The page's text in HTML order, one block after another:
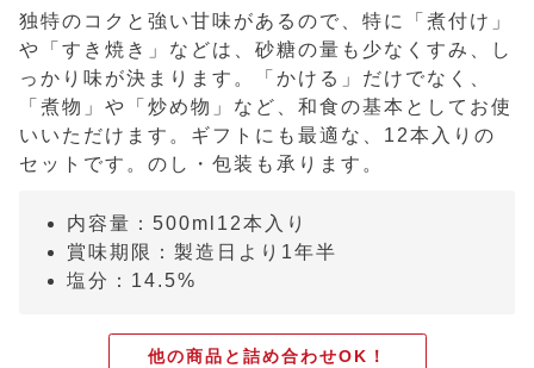
独特のコクと強い甘味があるので、特に「煮付け」
や「すき焼き」などは、砂糖の量も少なくすみ、し
っかり味が決まります。「かける」だけでなく、
「煮物」や「炒め物」など、和食の基本としてお使
いいただけます。ギフトにも最適な、12本入りの
セットです。のし・包装も承ります。
内容量：500ml12本入り
賞味期限：製造日より1年半
塩分：14.5%
他の商品と詰め合わせOK！